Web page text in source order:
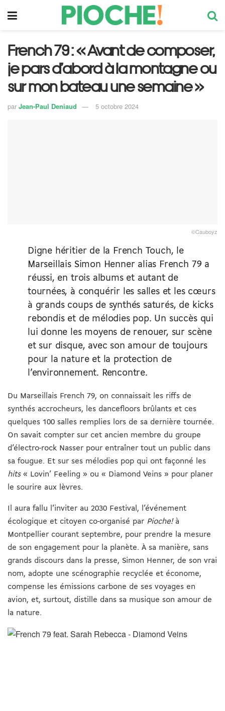
French 79 : « Avant de composer,
je pars d’abord à la montagne ou
sur mon bateau une semaine »
par Jean-Paul Deniaud 5 octobre 2024
©Cauboyz
Digne héritier de la French Touch, le
Marseillais Simon Henner alias French 79 a
réussi, en trois albums et autant de
tournées, à conquérir les salles et les cœurs
à grands coups de synthés saturés, de kicks
rebondis et de mélodies pop. Un succès qui
lui donne les moyens de renouer, sur scène
et sur disque, avec son amour de toujours
pour la nature et la protection de
l’environnement. Rencontre.
Du Marseillais French 79, on connaissait les riffs de
synthés accrocheurs, les dancefloors brûlants et ces
quelques 100 salles remplies lors de sa dernière tournée.
On savait compter sur cet ancien membre du groupe
d’électro-rock Nasser pour entraîner tout un public dans
sa fougue. Et sur ses mélodies pop qui ont façonné les
hits« Lovin’ Feeling » ou « Diamond Veins » pour planer
le sourire aux lèvres.
Il aura fallu l’inviter au 2030 Festival, l’événement
écologique et citoyen co-organisé par Pioche!à
Montpellier courant septembre, pour prendre la mesure
de son engagement pour la planète. À sa manière, sans
grands discours dans la presse, Simon Henner, de son vrai
nom, adopte une scénographie recyclée et économe,
compense les émissions carbone de ses voyages en
avion, et, surtout, distille dans sa musique son amour de
la nature.